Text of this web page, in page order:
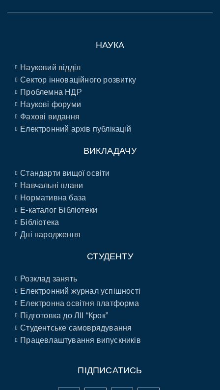
НАУКА
Науковий відділ
Сектор інноваційного розвитку
Проблемна НДР
Наукові форуми
Фахові видання
Електронний архів публікацій
ВИКЛАДАЧУ
Стандарти вищої освіти
Навчальні плани
Нормативна база
E-каталог Бібліотеки
Бібліотека
Дні народження
СТУДЕНТУ
Розклад занять
Електронний журнал успішності
Електронна освітня платформа
Підготовка до ЛІІ “Крок”
Студентське самоврядування
Працевлаштування випускників
ПІДПИСАТИСЬ